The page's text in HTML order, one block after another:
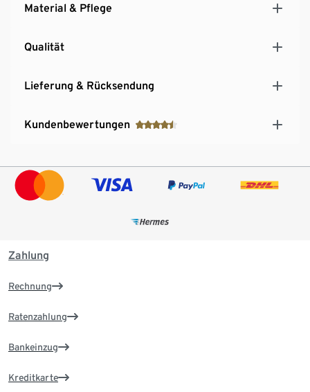
Material & Pflege
Qualität
Lieferung & Rücksendung
Kundenbewertungen
Zahlung
Rechnung
Ratenzahlung
Bankeinzug
Kreditkarte